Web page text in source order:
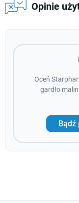
Opinie
Oceń
gardło
Bądź